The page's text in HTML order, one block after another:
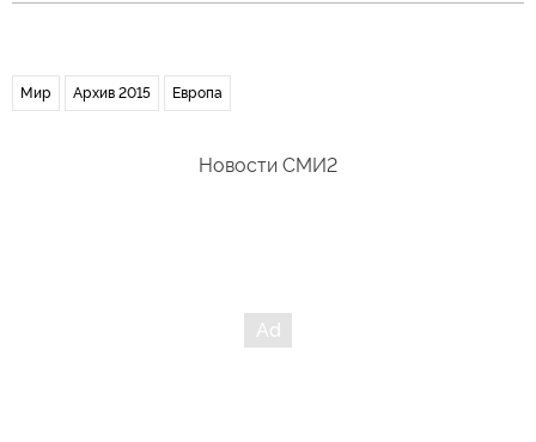
Мир Архив 2015 Европа
Новости СМИ2